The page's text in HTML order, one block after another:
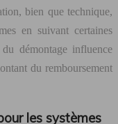
bien que technique,
en suivant certaines
démontage influence
du remboursement
les systèmes